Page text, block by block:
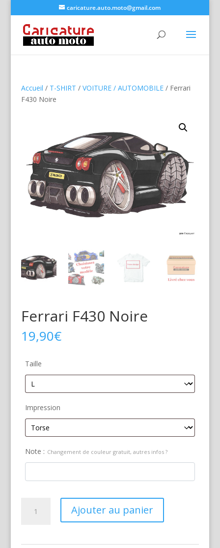
caricature.auto.moto@gmail.com
Accueil / T-SHIRT / VOITURE / AUTOMOBILE/ Ferrari
F430 Noire
Ferrari F430 Noire
19,90€
Taille
Impression
Note : Changement de couleur gratuit, autres infos ?
Ajouter au panier